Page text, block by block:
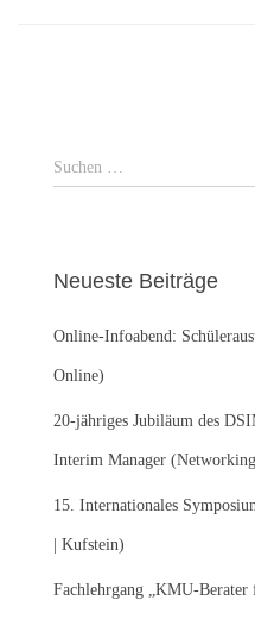
S
u
n
a
c
:
Suchen …
Neueste Beiträge
Online-Infoabend:
Online)
20-jähriges Jubiläum des
Interim Manager
15. Internationales
| Kufstein)
Fachlehrgang „KMU-Berater